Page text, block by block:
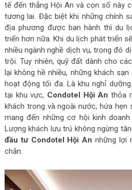
tế đến thẳng Hội An và con số này
tương lai. Đặc biệt khi những chính
địa phương được ban hành thì du
triển hơn nữa. Khi du lịch phát triển
nhiều ngành nghề dịch vụ, trong đó
trội. Tuy nhiên, quỹ đất dành cho
lại không hề nhiều, những khách
hoạt động tối đa. Là khu nghỉ
tại khu vực, Condotel Hội An thỏa
khách trong và ngoài nước, hứa hẹn
mang đến những cơ hội kinh
Lượng khách lưu trú không ngừng
đầu tư Condotel Hội An những lợi
chắn.